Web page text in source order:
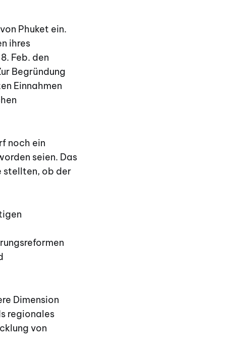
Phuket ein.
ihres
Feb. den
Begründung
Einnahmen
noch ein
seien. Das
stellten, ob der
Dimension
regionales
von